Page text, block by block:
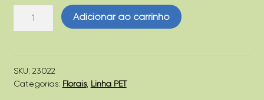
PET)
-
Adicionar ao carrinho
SKU: 23022
Categorias: Florais, Linha PET